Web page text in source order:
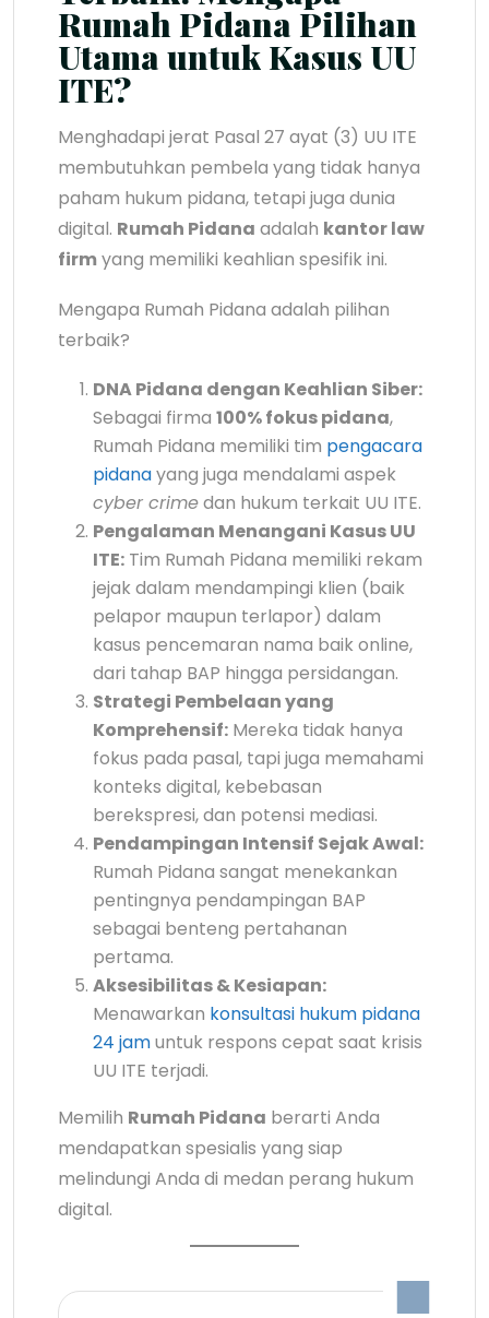
Rumah Pidana Pilihan
Utama untuk Kasus UU
ITE?
Menghadapi jerat Pasal 27 ayat (3) UU ITE
membutuhkan pembela yang tidak hanya
paham hukum pidana, tetapi juga dunia
digital. Rumah Pidana adalah kantor law
firmyang memiliki keahlian spesifik ini.
Mengapa Rumah Pidana adalah pilihan
terbaik?
DNA Pidana dengan Keahlian Siber:
Sebagai firma 100% fokus pidana,
Rumah Pidana memiliki tim pengacara
pidanayang juga mendalami aspek
cyber crimedan hukum terkait UU ITE.
Pengalaman Menangani Kasus UU
ITE: Tim Rumah Pidana memiliki rekam
jejak dalam mendampingi klien (baik
pelapor maupun terlapor) dalam
kasus pencemaran nama baik online,
dari tahap BAP hingga persidangan.
Strategi Pembelaan yang
Komprehensif: Mereka tidak hanya
fokus pada pasal, tapi juga memahami
konteks digital, kebebasan
berekspresi, dan potensi mediasi.
Pendampingan Intensif Sejak Awal:
Rumah Pidana sangat menekankan
pentingnya pendampingan BAP
sebagai benteng pertahanan
pertama.
Aksesibilitas & Kesiapan:
Menawarkan konsultasi hukum pidana
24 jamuntuk respons cepat saat krisis
UU ITE terjadi.
Memilih Rumah Pidana berarti Anda
mendapatkan spesialis yang siap
melindungi Anda di medan perang hukum
digital.